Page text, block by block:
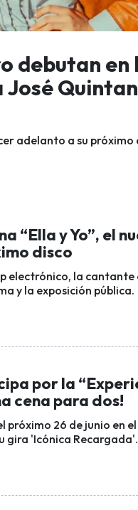
debutan en
adelanto a su próximo
“Ella y Yo”, el
disco
electrónico, la cantante
y la exposición pública.
por la
cena para dos!
próximo 26 de junio en
gira 'Icónica Recargada'.